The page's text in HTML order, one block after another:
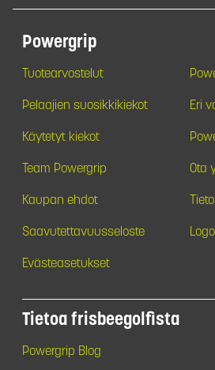
Powergrip
Tuotearvostelut
Pelaajien suosikkikiekot Eri
Käytetyt kiekot
Team Powergrip Ota
Kaupan ehdot
Saavutettavuusseloste
Evästeasetukset
Tietoa frisbeegolfista
Powergrip Blog